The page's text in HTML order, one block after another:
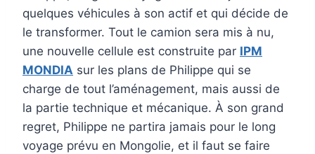
quelques véhicules à son actif et qui décide de
le transformer. Tout le camion sera mis à nu,
une nouvelle cellule est construite par IPM
MONDIA sur les plans de Philippe qui se
charge de tout l’aménagement, mais aussi de
la partie technique et mécanique. À son grand
regret, Philippe ne partira jamais pour le long
voyage prévu en Mongolie, et il faut se faire